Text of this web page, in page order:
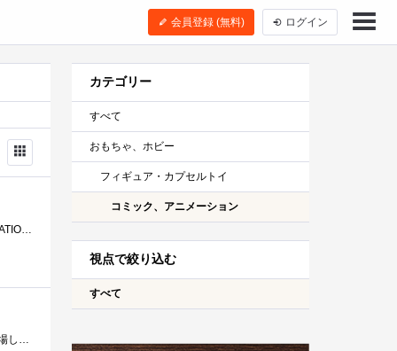
会員登録 (無料) ログイン
プレミアムバンダイで予約生産販売された「ROBOT魂＜SIDEMS＞フェニックスガンダム 」です。SDガンダムGGENERATIONというゲームシリーズに登場する�...
「ＳＤガンダムフルカラーステージ４９～シャアの帰還～」 『機動戦士Ζガンダム』及び『機動戦士ガンダムΖΖ』に登場した「ハイザッ...
カテゴリー
すべて
おもちゃ、ホビー
フィギュア・カプセルトイ
コミック、アニメーション
視点で絞り込む
すべて